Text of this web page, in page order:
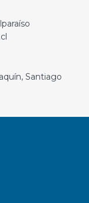
Santiago